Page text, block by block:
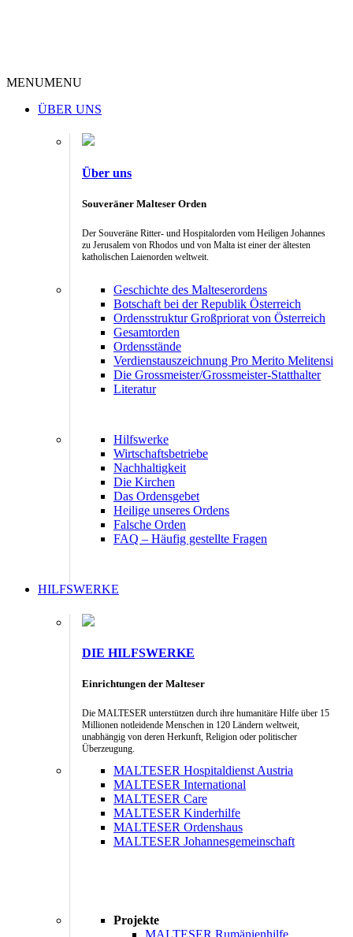
MENUMENU
ÜBER UNS
Über uns
Souveräner Malteser Orden
Der Souveräne Ritter- und Hospitalorden vom Heiligen Johannes
zu Jerusalem von Rhodos und von Malta ist einer der ältesten
katholischen Laienorden weltweit.
Geschichte des Malteserordens
Botschaft bei der Republik Österreich
Ordensstruktur Großpriorat von Österreich
Gesamtorden
Ordensstände
Verdienstauszeichnung Pro Merito Melitensi
Die Grossmeister/Grossmeister-Statthalter
Literatur
Hilfswerke
Wirtschaftsbetriebe
Nachhaltigkeit
Die Kirchen
Das Ordensgebet
Heilige unseres Ordens
Falsche Orden
FAQ – Häufig gestellte Fragen
HILFSWERKE
DIE HILFSWERKE
Einrichtungen der Malteser
Die MALTESER unterstützen durch ihre humanitäre Hilfe über 15
Millionen notleidende Menschen in 120 Ländern weltweit,
unabhängig von deren Herkunft, Religion oder politischer
Überzeugung.
MALTESER Hospitaldienst Austria
MALTESER International
MALTESER Care
MALTESER Kinderhilfe
MALTESER Ordenshaus
MALTESER Johannesgemeinschaft
Projekte
MALTESER Rumänienhilfe